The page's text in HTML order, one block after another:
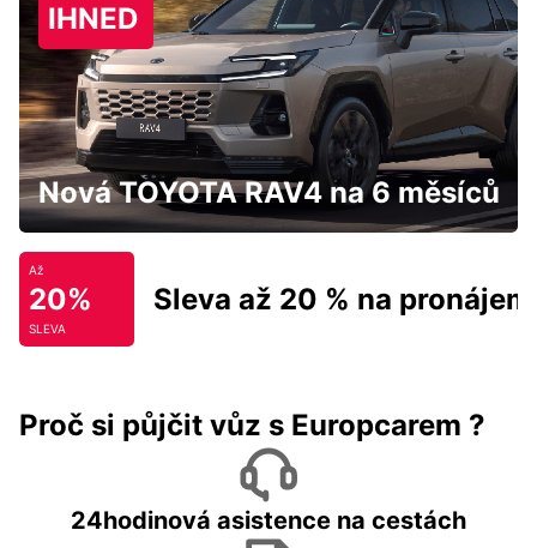
IHNED
Nová TOYOTA RAV4 na 6 měsíců
Až
20%
SLEVA
Sleva až 20 % na pronájem
Proč si půjčit vůz s Europcarem ?
24hodinová asistence na cestách